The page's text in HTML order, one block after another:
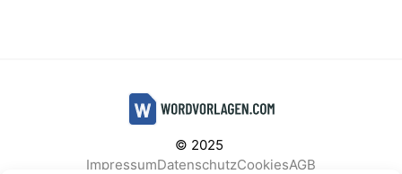
© 2025
ImpressumDatenschutzCookiesAGB